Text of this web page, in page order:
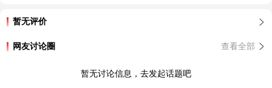
暂无评价
网友讨论圈 查看全部
暂无讨论信息，去发起话题吧